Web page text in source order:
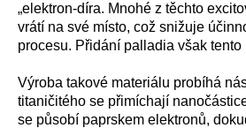
„elektron-díra. Mnohé z těchto
vrátí na své místo, což snižuje
procesu. Přidání palladia však tento
Výroba takové materiálu probíhá
titaničitého se přimíchají
se působí paprskem elektronů,